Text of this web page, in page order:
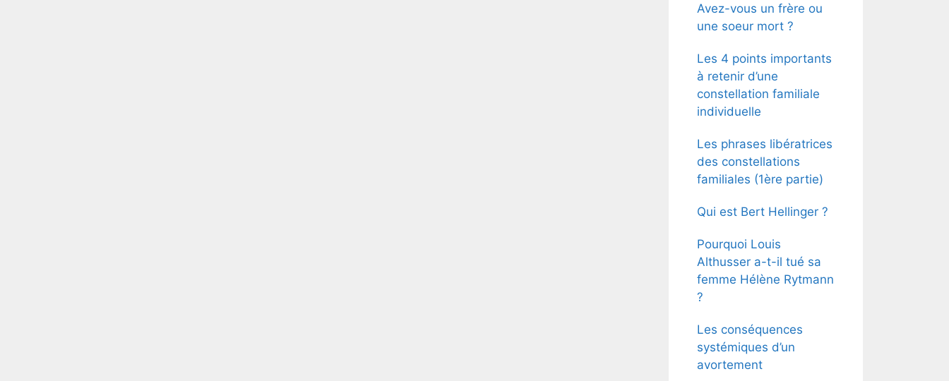
Avez-vous un frère ou
une soeur mort ?
Les 4 points importants
à retenir d’une
constellation familiale
individuelle
Les phrases libératrices
des constellations
familiales (1ère partie)
Qui est Bert Hellinger ?
Pourquoi Louis
Althusser a-t-il tué sa
femme Hélène Rytmann
?
Les conséquences
systémiques d’un
avortement